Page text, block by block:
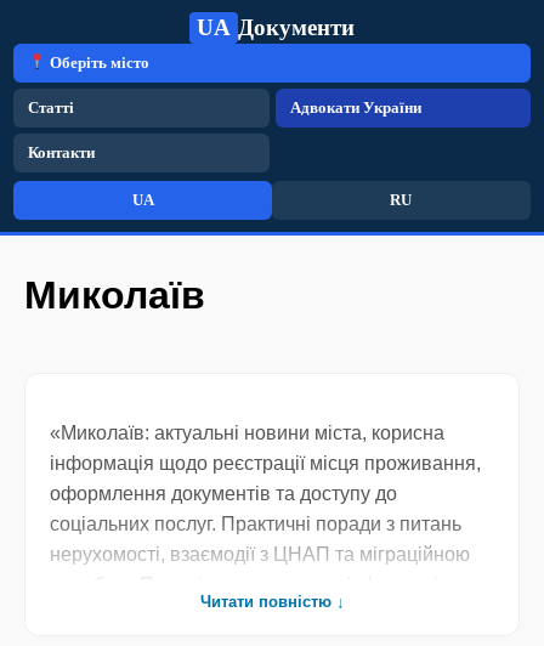
UA Документи
Оберіть місто
Статті Адвокати України
Контакти
UA RU
Миколаїв
«Миколаїв: актуальні новини міста, корисна
інформація щодо реєстрації місця проживання,
оформлення документів та доступу до
соціальних послуг. Практичні поради з питань
нерухомості, взаємодії з ЦНАП та міграційною
допоможе мешканцям та гостям Миколаєва
Читати повністю ↓